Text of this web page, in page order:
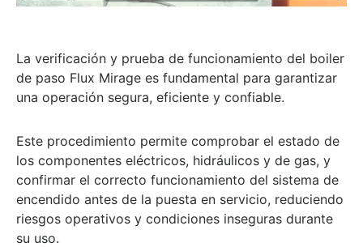
La verificación y prueba de funcionamiento del boiler
de paso Flux Mirage es fundamental para garantizar
una operación segura, eficiente y confiable.
Este procedimiento permite comprobar el estado de
los componentes eléctricos, hidráulicos y de gas, y
confirmar el correcto funcionamiento del sistema de
encendido antes de la puesta en servicio, reduciendo
riesgos operativos y condiciones inseguras durante
su uso.